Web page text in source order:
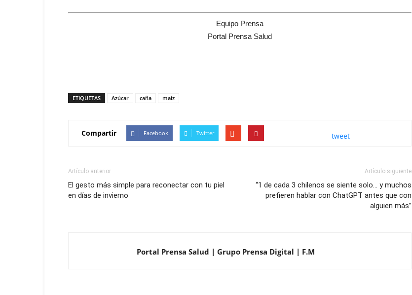
Equipo Prensa
Portal Prensa Salud
ETIQUETAS Azúcar caña maíz
Compartir Facebook Twitter tweet
Artículo anterior
El gesto más simple para reconectar con tu piel
en días de invierno
Artículo siguiente
“1 de cada 3 chilenos se siente solo… y muchos
prefieren hablar con ChatGPT antes que con
alguien más”
Portal Prensa Salud | Grupo Prensa Digital | F.M